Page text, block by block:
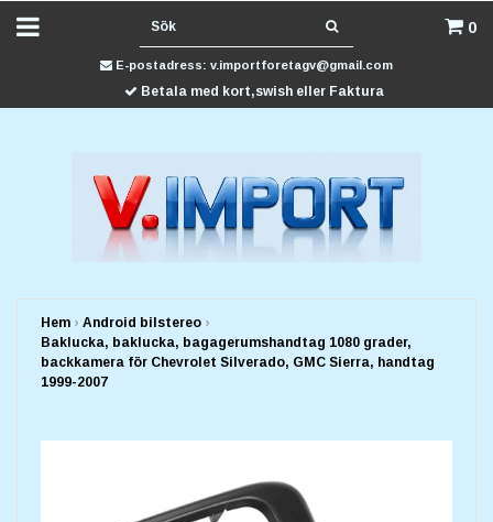
0
E-postadress: v.importforetagv@gmail.com
Betala med kort,swish eller Faktura
Hem › Android bilstereo ›
Baklucka, baklucka, bagagerumshandtag 1080 grader,
backkamera för Chevrolet Silverado, GMC Sierra, handtag
1999-2007